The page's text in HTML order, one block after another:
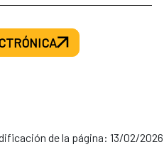
de la página: 13/02/2026